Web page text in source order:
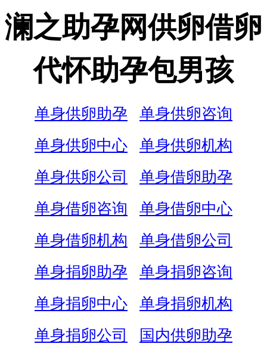
澜之助孕网供卵借卵
代怀助孕包男孩
单身供卵助孕
单身供卵咨询
单身供卵中心
单身供卵机构
单身供卵公司
单身借卵助孕
单身借卵咨询
单身借卵中心
单身借卵机构
单身借卵公司
单身捐卵助孕
单身捐卵咨询
单身捐卵中心
单身捐卵机构
单身捐卵公司
国内供卵助孕